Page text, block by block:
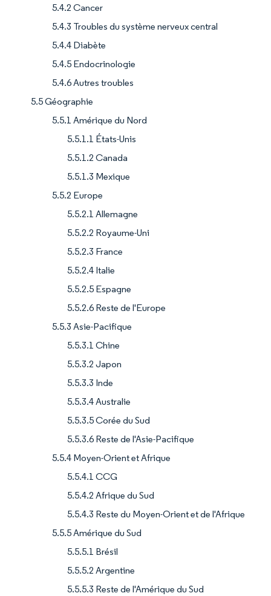
5.4.2 Cancer
5.4.3 Troubles du système nerveux central
5.4.4 Diabète
5.4.5 Endocrinologie
5.4.6 Autres troubles
5.5 Géographie
5.5.1 Amérique du Nord
5.5.1.1 États-Unis
5.5.1.2 Canada
5.5.1.3 Mexique
5.5.2 Europe
5.5.2.1 Allemagne
5.5.2.2 Royaume-Uni
5.5.2.3 France
5.5.2.4 Italie
5.5.2.5 Espagne
5.5.2.6 Reste de l'Europe
5.5.3 Asie-Pacifique
5.5.3.1 Chine
5.5.3.2 Japon
5.5.3.3 Inde
5.5.3.4 Australie
5.5.3.5 Corée du Sud
5.5.3.6 Reste de l'Asie-Pacifique
5.5.4 Moyen-Orient et Afrique
5.5.4.1 CCG
5.5.4.2 Afrique du Sud
5.5.4.3 Reste du Moyen-Orient et de l'Afrique
5.5.5 Amérique du Sud
5.5.5.1 Brésil
5.5.5.2 Argentine
5.5.5.3 Reste de l'Amérique du Sud